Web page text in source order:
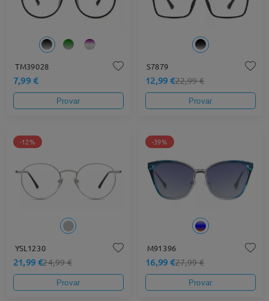
TM39028
7,99 €
Provar
S7879
12,99 €22,99 €
Provar
-12%
YSL1230
21,99 €24,99 €
Provar
-39%
M91396
16,99 €27,99 €
Provar